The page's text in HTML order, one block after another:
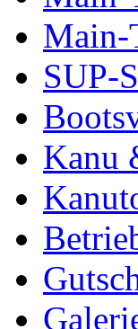
Main-
SUP-
Kanu